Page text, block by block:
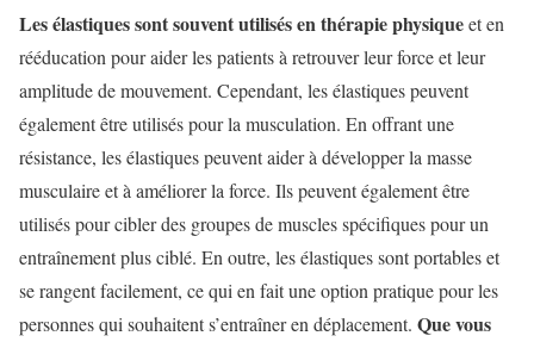
Les élastiques sont souvent utilisés en thérapie physiqueet en
rééducation pour aider les patients à retrouver leur force et leur
amplitude de mouvement. Cependant, les élastiques peuvent
également être utilisés pour la musculation. En offrant une
résistance, les élastiques peuvent aider à développer la masse
musculaire et à améliorer la force. Ils peuvent également être
utilisés pour cibler des groupes de muscles spécifiques pour un
entraînement plus ciblé. En outre, les élastiques sont portables et
se rangent facilement, ce qui en fait une option pratique pour les
personnes qui souhaitent s’entraîner en déplacement. Que vous